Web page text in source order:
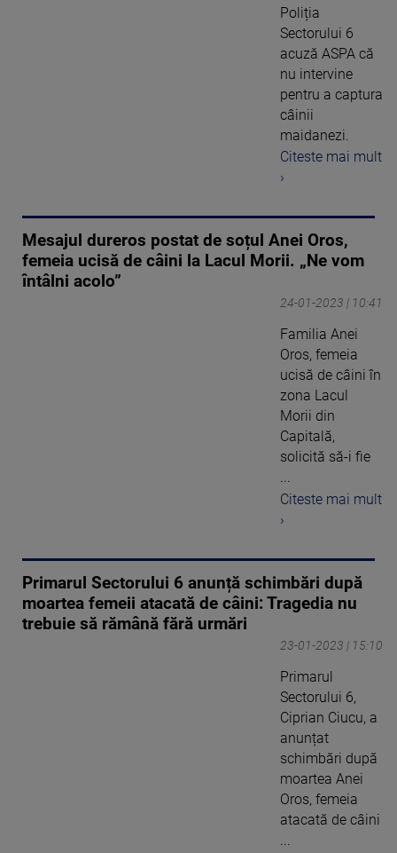
Poliția
Sectorului 6
acuză ASPA că
nu intervine
pentru a captura
câinii
maidanezi.
Citeste mai mult
›
Mesajul dureros postat de soțul Anei Oros,
femeia ucisă de câini la Lacul Morii. „Ne vom
întâlni acolo”
24-01-2023 | 10:41
Familia Anei
Oros, femeia
ucisă de câini în
zona Lacul
Morii din
Capitală,
solicită să-i fie
...
Citeste mai mult
›
Primarul Sectorului 6 anunță schimbări după
moartea femeii atacată de câini: Tragedia nu
trebuie să rămână fără urmări
23-01-2023 | 15:10
Primarul
Sectorului 6,
Ciprian Ciucu, a
anunțat
schimbări după
moartea Anei
Oros, femeia
atacată de câini